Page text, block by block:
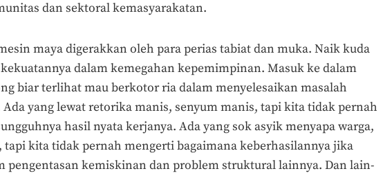
dan sektoral kemasyarakatan.
maya digerakkan oleh para perias tabiat dan muka. Naik kuda
dalam kemegahan kepemimpinan. Masuk ke dalam
biar terlihat mau berkotor ria dalam menyelesaikan masalah
Ada yang lewat retorika manis, senyum manis, tapi kita tidak pernah
hasil nyata kerjanya. Ada yang sok asyik menyapa warga,
tapi kita tidak pernah mengerti bagaimana keberhasilannya jika
pengentasan kemiskinan dan problem struktural lainnya. Dan lain-